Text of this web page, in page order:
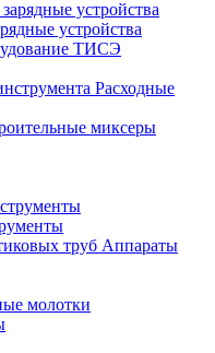
устройства
ТИСЭ
Расходные
миксеры
Аппараты
молотки